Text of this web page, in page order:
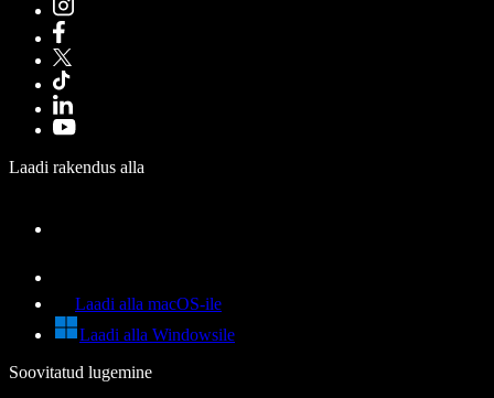
Laadi rakendus alla
Laadi alla macOS-ile
Laadi alla Windowsile
Soovitatud lugemine